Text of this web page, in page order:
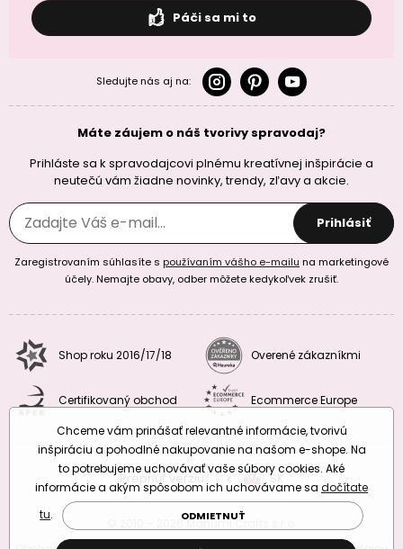
Páči sa mi to
Sledujte nás aj na:
Máte záujem o náš tvorivy spravodaj?
Prihláste sa k spravodajcovi plnému kreatívnej inšpirácie a
neutečú vám žiadne novinky, trendy, zľavy a akcie.
Prihlásiť
Zaregistrovaním súhlasíte s používaním vášho e-mailu na marketingové
účely. Nemajte obavy, odber môžete kedykoľvek zrušiť.
Shop roku 2016/17/18 Overené zákazníkmi
Certifikovaný obchod Ecommerce Europe
Prepnúť verziu: CZSK
© 2010 – 2026 Manumi Crafts s.r.o.
Chceme vám prinášať relevantné informácie, tvorivú
inšpiráciu a pohodlné nakupovanie na našom e-shope. Na
to potrebujeme uchovávať vaše súbory cookies. Aké
informácie a akým spôsobom ich uchovávame sa dočítate
tu. ODMIETNUŤ